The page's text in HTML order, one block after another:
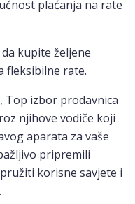
plaćanja na rate
kupite željene
fleksibilne rate.
Top izbor prodavnica
njihove vodiče koji
aparata za vaše
pripremili
korisne savjete i